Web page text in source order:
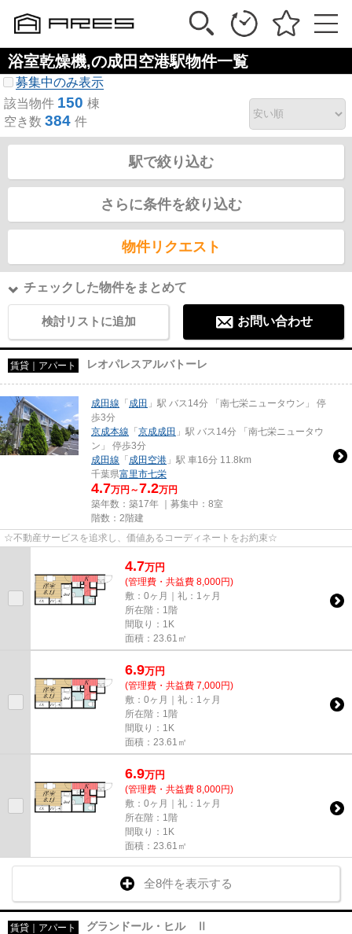
浴室乾燥機,の成田空港駅物件一覧
募集中のみ表示
該当物件 150 棟
空き数 384 件
駅で絞り込む
さらに条件を絞り込む
物件リクエスト
チェックした物件をまとめて
検討リストに追加 お問い合わせ
賃貸｜アパート レオパレスアルバトーレ
成田線 「成田 」駅 バス14分 「南七栄ニュータウン」 停
歩3分
京成本線 「京成成田 」駅 バス14分 「南七栄ニュータウ
ン」 停歩3分
成田線 「成田空港 」駅 車16分 11.8km
千葉県富里市七栄
4.7万円～7.2万円
築年数：築17年 ｜募集中： 8室
階数：2階建
☆不動産サービスを追求し、価値あるコーディネートをお約束☆
4.7万円
(管理費・共益費 8,000円)
敷：0ヶ月｜礼：1ヶ月
所在階：1階
間取り：1K
面積：23.61㎡
6.9万円
(管理費・共益費 7,000円)
敷：0ヶ月｜礼：1ヶ月
所在階：1階
間取り：1K
面積：23.61㎡
6.9万円
(管理費・共益費 8,000円)
敷：0ヶ月｜礼：1ヶ月
所在階：1階
間取り：1K
面積：23.61㎡
全8件を表示する
賃貸｜アパート グランドール・ヒル Ⅱ